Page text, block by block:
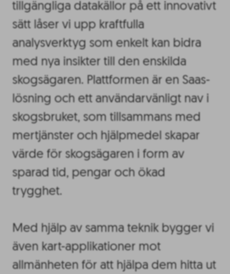
tillgängliga datakällor på ett innovativt
sätt låser vi upp kraftfulla
analysverktyg som enkelt kan bidra
med nya insikter till den enskilda
skogsägaren. Plattformen är en Saas-
lösning och ett användarvänligt nav i
skogsbruket, som tillsammans med
mertjänster och hjälpmedel skapar
värde för skogsägaren i form av
sparad tid, pengar och ökad
trygghet.
Med hjälp av samma teknik bygger vi
även kart-applikationer mot
allmänheten för att hjälpa dem hitta ut